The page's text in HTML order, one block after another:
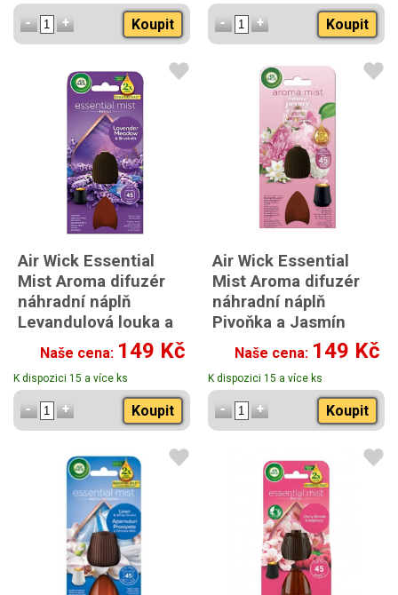
Koupit Koupit
Air Wick Essential
Mist Aroma difuzér
náhradní náplň
Levandulová louka a
modré kvítky 20ml
Naše cena: 149 Kč
K dispozici 15 a více ks
Koupit
Air Wick Essential
Mist Aroma difuzér
náhradní náplň
Pivoňka a Jasmín
20ml
Naše cena: 149 Kč
K dispozici 15 a více ks
Koupit